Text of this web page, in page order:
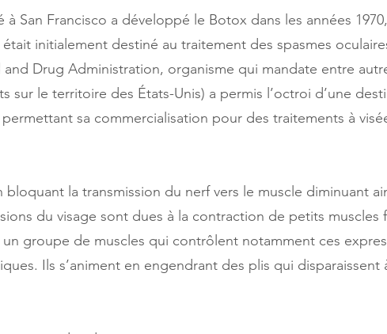
San Francisco a développé le Botox dans les années
initialement destiné au traitement des spasmes
and Drug Administration, organisme qui mandate entre
sur le territoire des États-Unis) a permis l’octroi d’une
sa commercialisation pour des traitements à
la transmission du nerf vers le muscle diminuant
du visage sont dues à la contraction de petits muscles
groupe de muscles qui contrôlent notamment ces
Ils s’animent en engendrant des plis qui disparaissent